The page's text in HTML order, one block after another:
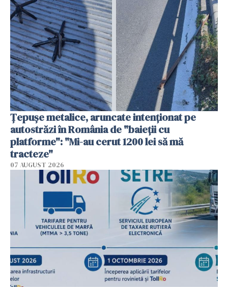
Țepușe metalice, aruncate intenționat pe
autostrăzi în România de "baieții cu
platforme": "Mi-au cerut 1200 lei să mă
tracteze"
07 AUGUST 2026